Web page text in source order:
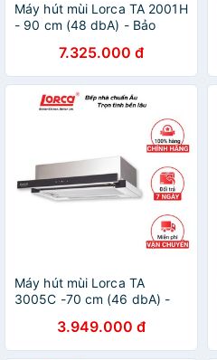
Máy hút mùi Lorca TA 2001H
- 90 cm (48 dbA) - Bảo
7.325.000 đ
Máy hút mùi Lorca TA
3005C -70 cm (46 dbA) -
3.949.000 đ